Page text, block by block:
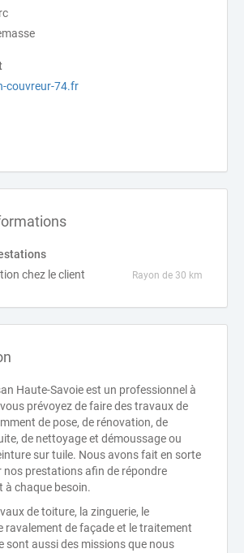
couvreur-74.fr
chez le client
Rayon de 30 km
Haute-Savoie est un professionnel à
prévoyez de faire des travaux de
de pose, de rénovation, de
de nettoyage et démoussage ou
sur tuile. Nous avons fait en sorte
nos prestations afin de répondre
à chaque besoin.
de toiture, la zinguerie, le
ravalement de façade et le traitement
sont aussi des missions que nous